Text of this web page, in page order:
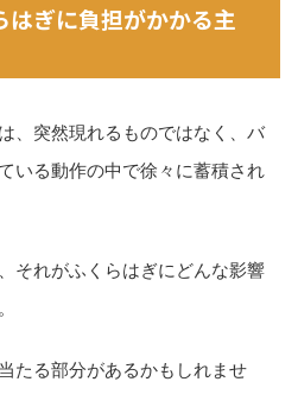
ぎに負担がかかる主
、突然現れるものではなく、バ
いる動作の中で徐々に蓄積され
それがふくらはぎにどんな影響
たる部分があるかもしれませ